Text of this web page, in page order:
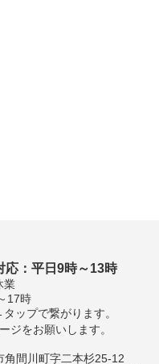
応：平日9時～13時
業
17時
ップで繋がります。
をお願いします。
角間川町字二本杉25-12